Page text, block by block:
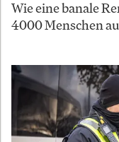
Wie eine banale
4000 Menschen